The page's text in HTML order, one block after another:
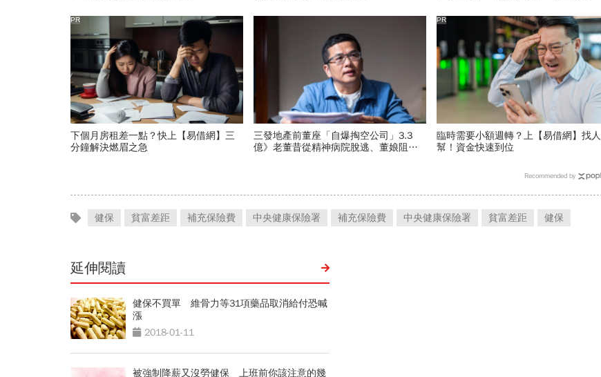
導
下個月房租差一點？快上【易借網】三
分鐘解決燃眉之急
PR
三發地產前董座「自爆掏空公司」3.3
億》老董昔從精神病院脫逃、董娘阻擋
臨時需要小額週轉？上【易借網】找人
幫！資金快速到位
PR
Recommended by
健保 貧富差距 補充保險費 中央健康保險署 補充保險費 中央健康保險署 貧富差距 健保
延伸閱讀
健保不買單 維骨力等31項藥品取消給付恐喊
漲
2018-01-11
被強制降薪又沒勞健保 上班前你該注意的幾